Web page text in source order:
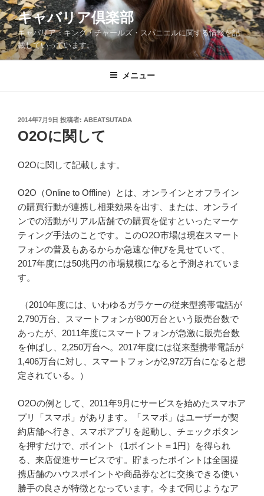
コ
ン
テ
ン
ツ
キャバリア倶楽部
キャバリア・キング・チャールズ・スパニエルに関する情報を記
載していっています。
メニュー
投
稿
日:
2014年7月9日 投稿者: ABEATSUTADA
O2Oに関して
O2Oに関して記載します。
O2O（Online to Offline）とは、オンラインとオフライン
の購買行動が連携し相乗効果を出す、または、オンライ
ンでの活動がリアル店舗での購買を促すといったマーケ
ティング手法のことです。このO2O市場は現在スマート
フォンの普及もあるからか急速な伸びを見せていて、
2017年度には50兆円の市場規模になると予測されていま
す。
（2010年度には、いわゆるガラケーの従来型携帯電話が
2,790万台、スマートフォンが800万台という販売台数で
あったが、2011年度にスマートフォンが急激に販売台数
を伸ばし、2,250万台へ。2017年度には従来型携帯電話が
1,406万台に対し、スマートフォンが2,972万台になると想
定されている。）
O2Oの例として、2011年9月にサービスを始めたスマホア
プリ「スマポ」があります。「スマポ」はユーザーが契
約店舗へ行き、スマポアプリを起動し、チェックボタン
を押すだけで、ポイント（1ポイント＝1円）を得られ
る、来店促進サービスです。貯まったポイントは全国提
携店舗のハウスポイントや商品券などに交換できる使い
勝手の良さが特徴となっています。今まで同じようなア